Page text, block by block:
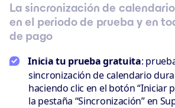
La sincronización de
en el periodo de prueba y en
de pago
Inicia tu prueba gratuita:
sincronización de calendario
haciendo clic en el botón “Iniciar
la pestaña “Sincronización” en